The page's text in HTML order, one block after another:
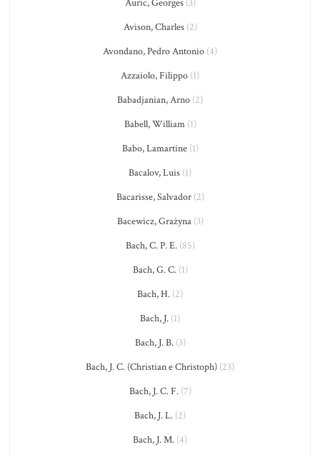
Auric, Georges(3)
Avison, Charles(2)
Avondano, Pedro Antonio (4)
Azzaiolo, Filippo (1)
Babadjanian, Arno (2)
Babell, William(1)
Babo, Lamartine(1)
Bacalov, Luis (1)
Bacarisse, Salvador(2)
Bacewicz, Grażyna(3)
Bach, C. P. E.(85)
Bach, G. C.(1)
Bach, H. (2)
Bach, J. (1)
Bach, J. B.(3)
Bach, J. C. (Christian e Christoph) (23)
Bach, J. C. F.(7)
Bach, J. L. (2)
Bach, J. M. (4)